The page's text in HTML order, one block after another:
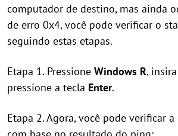
computador de destino, mas ainda
de erro 0x4, você pode verificar o
seguindo estas etapas.
Etapa 1. Pressione Windows R,
pressione a tecla Enter.
Etapa 2. Agora, você pode verificar